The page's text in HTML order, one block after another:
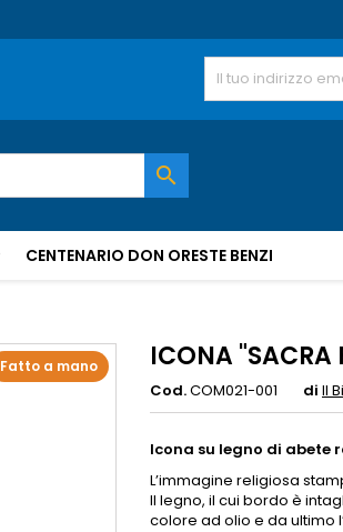

CENTENARIO DON ORESTE BENZI
Fatto a mano ICONA "SACRA
Cod.COM021-001 di Il
Icona su legno di
L’immagine religiosa
Il legno, il cui bordo è
colore ad olio e da ultimo